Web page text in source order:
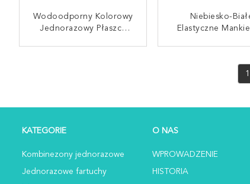
Wodoodporny Kolorowy
Jednorazowy Płaszcz
Niebiesko-
Elastyczne
Deszczowy
Wodoodporny
1
KATEGORIE
Kombinezony jednorazowe
Jednorazowe fartuchy
O NAS
WPROWADZENIE
HISTORIA